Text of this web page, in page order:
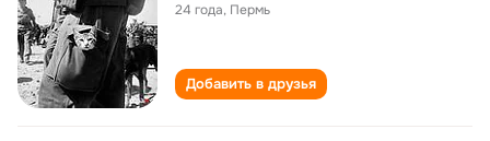
24 года, Пермь
Добавить в друзья